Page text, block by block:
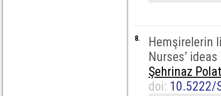
8.
Hemşirelerin
Nurses’
Şehrinaz Polat
doi: 10.5222/